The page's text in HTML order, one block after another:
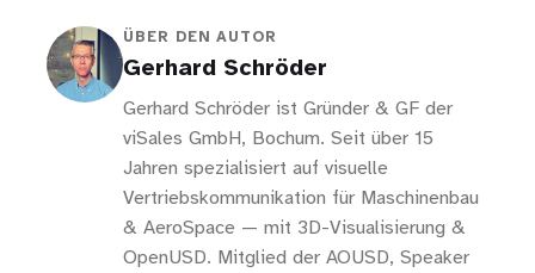
ÜBER DEN AUTOR
Gerhard Schröder
Gerhard Schröder ist Gründer & GF der
viSales GmbH, Bochum. Seit über 15
Jahren spezialisiert auf visuelle
Vertriebskommunikation für Maschinenbau
& AeroSpace — mit 3D-Visualisierung &
OpenUSD. Mitglied der AOUSD, Speaker